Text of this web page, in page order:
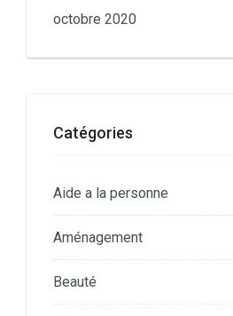
octobre 2020
Catégories
Aide a la personne
Aménagement
Beauté